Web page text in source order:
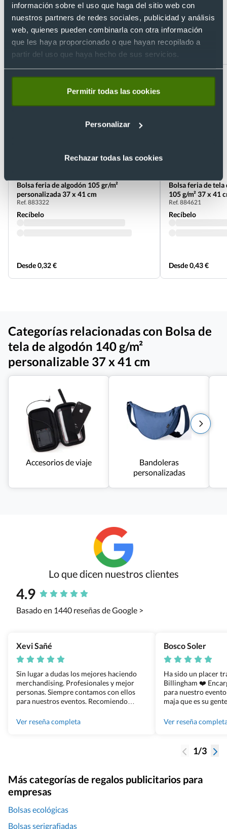
información sobre el uso que haga del sitio web con
nuestros partners de redes sociales, publicidad y análisis
web, quienes pueden combinarla con otra información
que les haya proporcionado o que hayan recopilado a
partir del uso que haya hecho de sus servicios.
Permitir todas las cookies
Personalizar
Rechazar todas las cookies
Artículos relacionados con Bolsa de
tela de algodón 140 g/m²
personalizable 37 x 41 cm
Bolsa feria de algodón 105 gr/m²
personalizada 37 x 41 cm
Ref. 883322
Recíbelo
Desde 0,32 €
Bolsa feria de tela
105 g/m² 37 x 41
Ref. 884621
Recíbelo
Desde 0,43 €
Categorías relacionadas con Bolsa de
tela de algodón 140 g/m²
personalizable 37 x 41 cm
Accesorios de viaje
Bandoleras
personalizadas
Lo que dicen nuestros clientes
4.9
Basado en 1440 reseñas de Google >
Xevi Sañé
Sin lugar a dudas los mejores haciendo
merchandising. Profesionales y mejor
personas. Siempre contamos con ellos
para nuestros eventos. Recomiendo
Ver reseña completa
Bosco Soler
Ha sido un placer
Billingham ❤️
para nuestro
maja que es su
100%
Ver reseña
1/3
Más categorías de regalos publicitarios para
empresas
Bolsas ecológicas
Bolsas serigrafiadas